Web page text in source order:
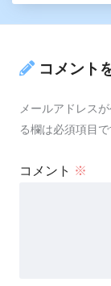
コメント
メールアドレス
る欄は必須項目で
コメント ※